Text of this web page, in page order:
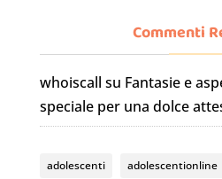
e
b
o
gr
a
m
u
T
u
b
Commenti
whoiscall su Fantasie e
speciale per una dolce
adolescenti adolescentionline